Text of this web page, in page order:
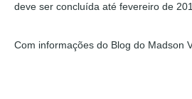
deve ser concluída até fevereiro de
Com informações do Blog do Madson